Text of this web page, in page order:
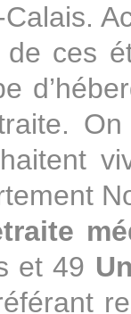
ces
et 49